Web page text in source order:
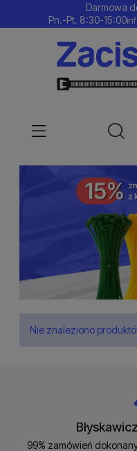
Darmowa
Pn.-Pt. 8:30-15:00
Nie znaleziono
99% zamówień